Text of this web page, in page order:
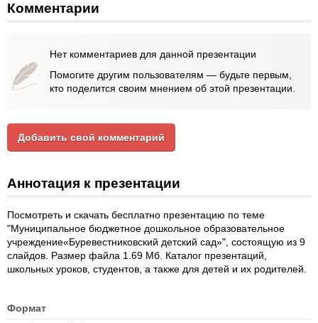
Комментарии
Нет комментариев для данной презентации
Помогите другим пользователям — будьте первым,
кто поделится своим мнением об этой презентации.
Добавить свой комментарий
Аннотация к презентации
Посмотреть и скачать бесплатно презентацию по теме
"Муниципальное бюджетное дошкольное образовательное
учреждение«Буревестниковский детский сад»", состоящую из 9
слайдов. Размер файла 1.69 Мб. Каталог презентаций,
школьных уроков, студентов, а также для детей и их родителей.
Формат